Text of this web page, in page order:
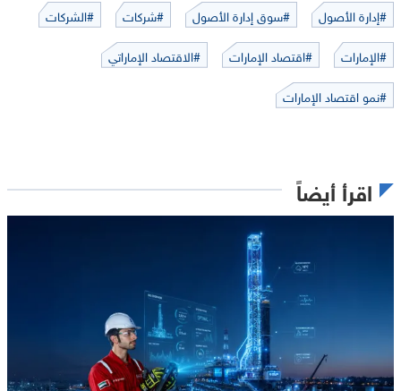
#إدارة الأصول #سوق إدارة الأصول #شركات
#الشركات
#الإمارات
#اقتصاد الإمارات
#الاقتصاد الإماراتي
#نمو اقتصاد الإمارات
اقرأ أيضاً